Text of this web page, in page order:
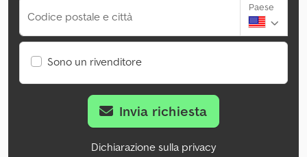
Codice postale e città
Paese
Sono un rivenditore
Invia richiesta
Dichiarazione sulla privacy